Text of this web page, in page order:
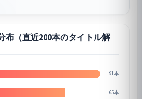
布（直近200本のタイトル解
91本
65本